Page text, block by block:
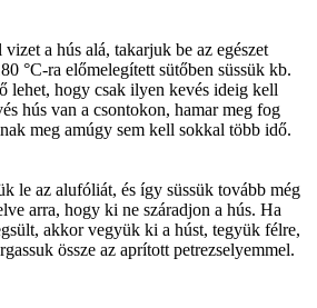
a hús alá, takarjuk be az egészet
°C-ra előmelegített sütőben süssük kb.
lehet, hogy csak ilyen kevés ideig kell
hús van a csontokon, hamar meg fog
meg amúgy sem kell sokkal több idő.
le az alufóliát, és így süssük tovább még
arra, hogy ki ne száradjon a hús. Ha
akkor vegyük ki a húst, tegyük félre,
össze az aprított petrezselyemmel.